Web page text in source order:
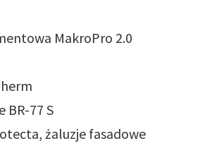
MakroPro 2.0
BR-77 S
żaluzje fasadowe